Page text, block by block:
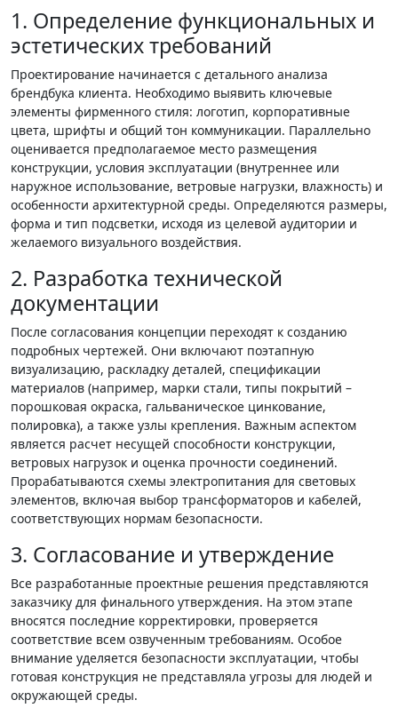
1. Определение функциональных и
эстетических требований
Проектирование начинается с детального анализа
брендбука клиента. Необходимо выявить ключевые
элементы фирменного стиля: логотип, корпоративные
цвета, шрифты и общий тон коммуникации. Параллельно
оценивается предполагаемое место размещения
конструкции, условия эксплуатации (внутреннее или
наружное использование, ветровые нагрузки, влажность) и
особенности архитектурной среды. Определяются размеры,
форма и тип подсветки, исходя из целевой аудитории и
желаемого визуального воздействия.
2. Разработка технической
документации
После согласования концепции переходят к созданию
подробных чертежей. Они включают поэтапную
визуализацию, раскладку деталей, спецификации
материалов (например, марки стали, типы покрытий –
порошковая окраска, гальваническое цинкование,
полировка), а также узлы крепления. Важным аспектом
является расчет несущей способности конструкции,
ветровых нагрузок и оценка прочности соединений.
Прорабатываются схемы электропитания для световых
элементов, включая выбор трансформаторов и кабелей,
соответствующих нормам безопасности.
3. Согласование и утверждение
Все разработанные проектные решения представляются
заказчику для финального утверждения. На этом этапе
вносятся последние корректировки, проверяется
соответствие всем озвученным требованиям. Особое
внимание уделяется безопасности эксплуатации, чтобы
готовая конструкция не представляла угрозы для людей и
окружающей среды.